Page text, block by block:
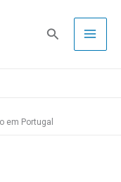
Pesquisa
em Portugal